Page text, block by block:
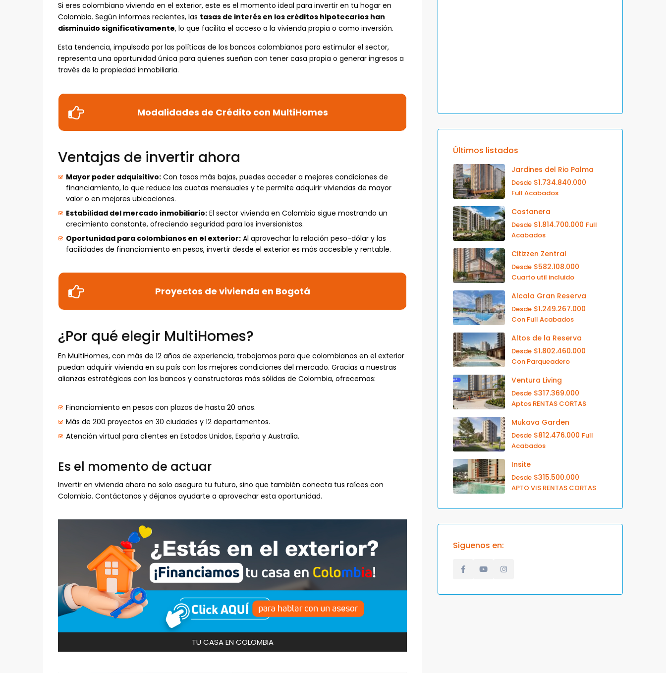
Si eres colombiano viviendo en el exterior, este es el momento ideal para invertir en tu hogar en
Colombia. Según informes recientes, las tasas de interés en los créditos hipotecarios han
disminuido significativamente, lo que facilita el acceso a la vivienda propia o como inversión.
Esta tendencia, impulsada por las políticas de los bancos colombianos para estimular el sector,
representa una oportunidad única para quienes sueñan con tener casa propia o generar ingresos a
través de la propiedad inmobiliaria.
Modalidades de Crédito con MultiHomes
Ventajas de invertir ahora
Mayor poder adquisitivo: Con tasas más bajas, puedes acceder a mejores condiciones de
financiamiento, lo que reduce las cuotas mensuales y te permite adquirir viviendas de mayor
valor o en mejores ubicaciones.
Estabilidad del mercado inmobiliario: El sector vivienda en Colombia sigue mostrando un
crecimiento constante, ofreciendo seguridad para los inversionistas.
Oportunidad para colombianos en el exterior: Al aprovechar la relación peso-dólar y las
facilidades de financiamiento en pesos, invertir desde el exterior es más accesible y rentable.
Proyectos de vivienda en Bogotá
¿Por qué elegir MultiHomes?
En MultiHomes, con más de 12 años de experiencia, trabajamos para que colombianos en el exterior
puedan adquirir vivienda en su país con las mejores condiciones del mercado. Gracias a nuestras
alianzas estratégicas con los bancos y constructoras más sólidas de Colombia, ofrecemos:
Financiamiento en pesos con plazos de hasta 20 años.
Más de 200 proyectos en 30 ciudades y 12 departamentos.
Atención virtual para clientes en Estados Unidos, España y Australia.
Es el momento de actuar
Invertir en vivienda ahora no solo asegura tu futuro, sino que también conecta tus raíces con
Colombia. Contáctanos y déjanos ayudarte a aprovechar esta oportunidad.
TU CASA EN COLOMBIA
Últimos listados
Jardines del Rio Palma
Desde $1.734.840.000
Full Acabados
Costanera
Desde $1.814.700.000 Full
Acabados
Citizzen Zentral
Desde $582.108.000
Cuarto util incluido
Alcala Gran Reserva
Desde $1.249.267.000
Con Full Acabados
Altos de la Reserva
Desde $1.802.460.000
Con Parqueadero
Ventura Living
Desde $317.369.000
Aptos RENTAS CORTAS
Mukava Garden
Desde $812.476.000 Full
Acabados
Insite
Desde $315.500.000
APTO VIS RENTAS CORTAS
Siguenos en: